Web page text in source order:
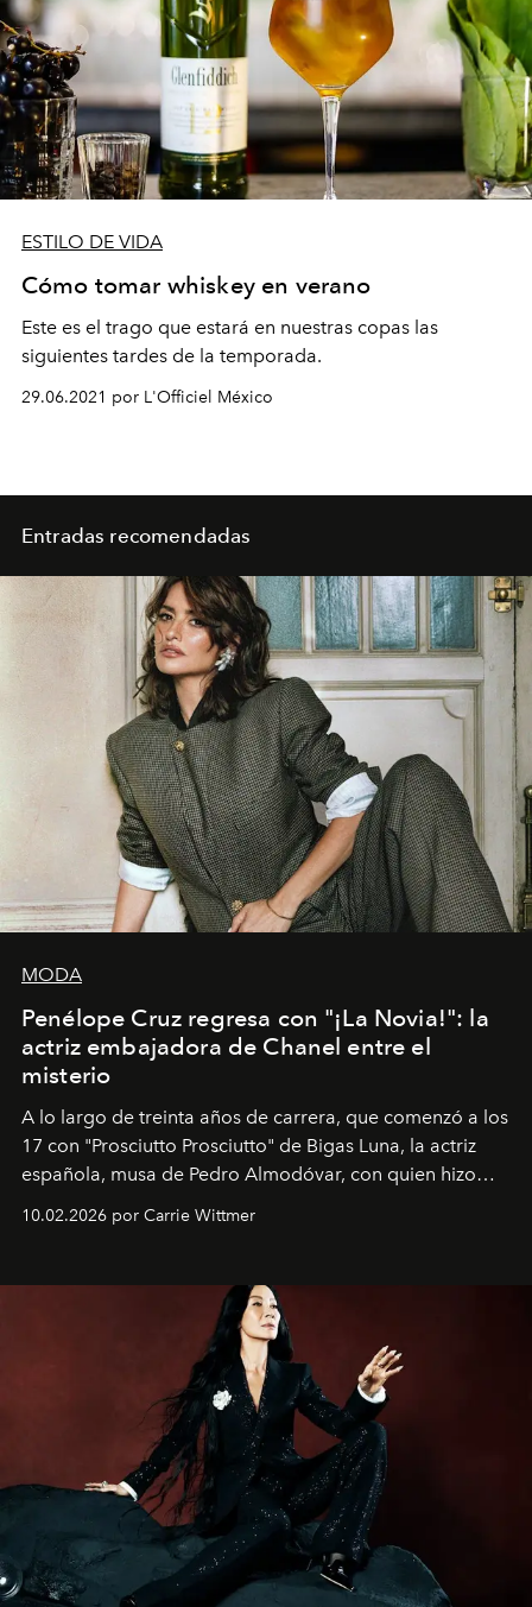
ESTILO DE VIDA
Cómo tomar whiskey en verano
Este es el trago que estará en nuestras copas las
siguientes tardes de la temporada.
29.06.2021 por L'Officiel México
Entradas recomendadas
MODA
Penélope Cruz regresa con "¡La Novia!": la
actriz embajadora de Chanel entre el
misterio
A lo largo de treinta años de carrera, que comenzó a los
17 con "Prosciutto Prosciutto" de Bigas Luna, la actriz
española, musa de Pedro Almodóvar, con quien hizo
Barcelona", ha dividido su tiempo entre Europa y
dirigida por Maggie Gyllenhaal.
10.02.2026 por Carrie Wittmer